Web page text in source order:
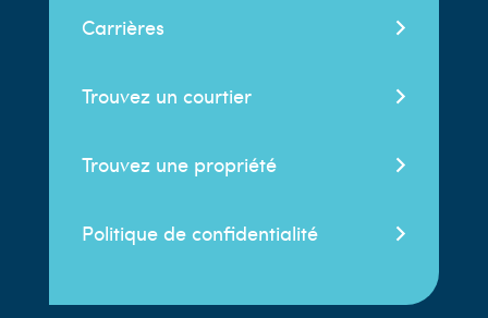
Carrières
Trouvez un courtier
Trouvez une propriété
Politique de confidentialité